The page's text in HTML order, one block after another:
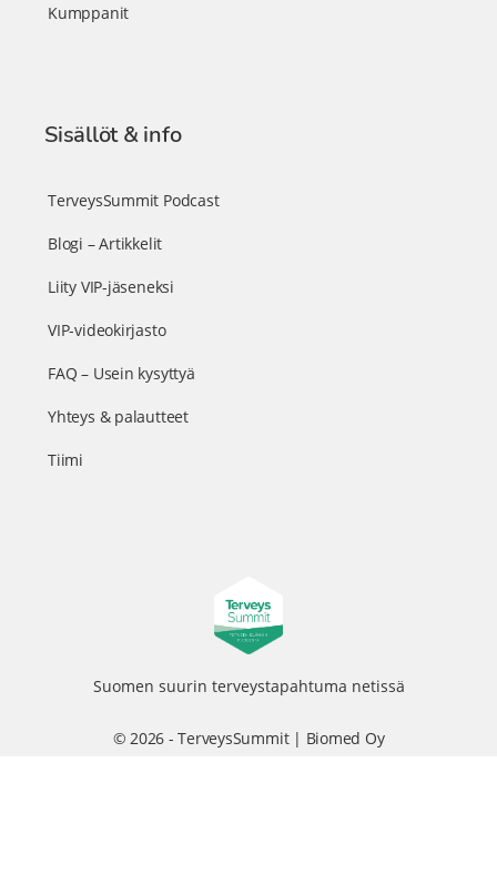
Kumppanit
Sisällöt & info
TerveysSummit Podcast
Blogi – Artikkelit
Liity VIP-jäseneksi
VIP-videokirjasto
FAQ – Usein kysyttyä
Yhteys & palautteet
Tiimi
Suomen suurin terveystapahtuma netissä
© 2026 - TerveysSummit | Biomed Oy